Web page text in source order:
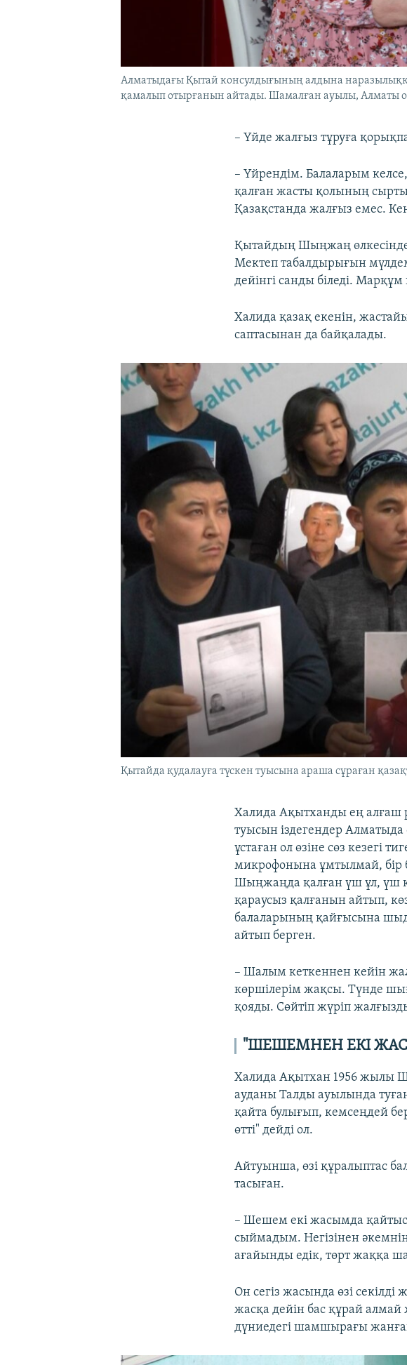
Алматыдағы Қытай консулдығының алдына
қамалып отырғанын айтады. Шамалған ауылы, Алматы
– Үйде жалғыз тұруға
– Үйрендім. Балаларым
қалған жасты қолының
Қазақстанда жалғыз емес.
Қытайдың Шыңжаң
Мектеп табалдырығын
дейінгі санды біледі. Марқұм
Халида қазақ екенін,
саптасынан да байқалады.
Қытайда қудалауға түскен туысына араша сұраған
Халида Ақытханды ең алғаш
туысын іздегендер Алматыда
ұстаған ол өзіне сөз кезегі
микрофонына ұмтылмай, бір
Шыңжаңда қалған үш ұл, үш
қараусыз қалғанын айтып,
балаларының қайғысына
айтып берген.
– Шалым кеткеннен кейін
көршілерім жақсы. Түнде
қояды. Сөйтіп жүріп
"ШЕШЕМНЕН ЕКІ
Халида Ақытхан 1956 жылы
ауданы Талды ауылында
қайта булығып, кемсеңдей
өтті" дейді ол.
Айтуынша, өзі құралыптас
тасыған.
– Шешем екі жасымда
сыймадым. Негізінен
ағайынды едік, төрт жаққа
Он сегіз жасында өзі
жасқа дейін бас құрай
дүниедегі шамшырағы